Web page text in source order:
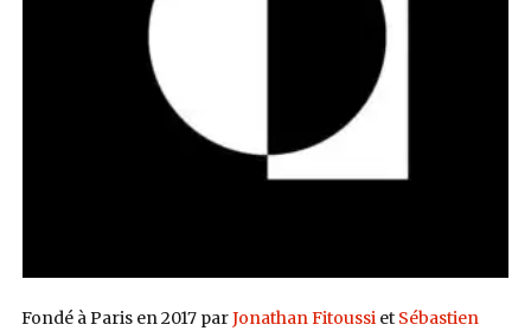
Fondé à Paris en 2017 parJonathan Fitoussi et Sébastien